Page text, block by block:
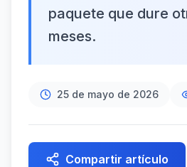
paquete que dure
meses.
25 de mayo de 2026
Compartir artículo